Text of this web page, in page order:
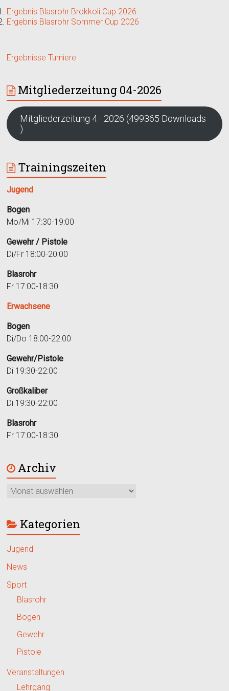
Ergebnis Blasrohr Brokkoli Cup 2026
Ergebnis Blasrohr Sommer Cup 2026
Ergebnisse Turniere
Mitgliederzeitung 04-2026
Mitgliederzeitung 4 - 2026 (499365 Downloads
)
Trainingszeiten
Jugend
Bogen
Mo/Mi 17:30-19:00
Gewehr / Pistole
Di/Fr 18:00-20:00
Blasrohr
Fr 17:00-18:30
Erwachsene
Bogen
Di/Do 18:00-22:00
Gewehr/Pistole
Di 19:30-22:00
Großkaliber
Di 19:30-22:00
Blasrohr
Fr 17:00-18:30
Archiv
Kategorien
Jugend
News
Sport
Blasrohr
Bogen
Gewehr
Pistole
Veranstaltungen
Lehrgang